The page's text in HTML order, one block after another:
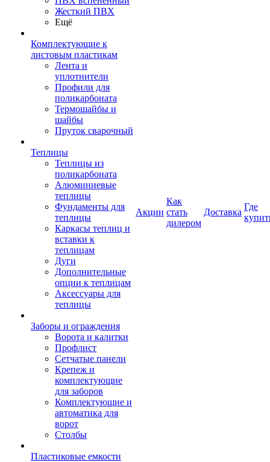
Жесткий ПВХ
Ещё
Комплектующие к
листовым пластикам
Лента и
уплотнители
Профили для
поликарбоната
Термошайбы и
шайбы
Пруток сварочный
Теплицы
Теплицы из
поликарбоната
Алюминиевые
теплицы
Фундаменты для
теплицы
Каркасы теплиц и
вставки к
теплицам
Дуги
Дополнительные
опции к теплицам
Аксессуары для
теплицы
Заборы и ограждения
Ворота и калитки
Профлист
Сетчатые панели
Крепеж и
комплектующие
для заборов
Комплектующие и
автоматика для
ворот
Столбы
Пластиковые емкости
Акции
Как
стать
дилером
Доставка
Где